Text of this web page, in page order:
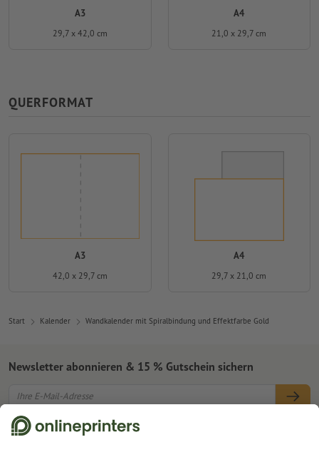
A3
29,7 x 42,0 cm
A4
21,0 x 29,7 cm
QUERFORMAT
A3
42,0 x 29,7 cm
A4
29,7 x 21,0 cm
Start Kalender Wandkalender mit Spiralbindung und Effektfarbe Gold
Online Druckerei
Newsletter abonnieren & 15 % Gutschein sichern